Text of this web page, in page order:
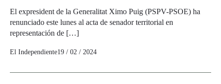
El expresident de la Generalitat Ximo Puig (PSPV-PSOE) ha
renunciado este lunes al acta de senador territorial en
representación de […]
El Independiente19 / 02 / 2024